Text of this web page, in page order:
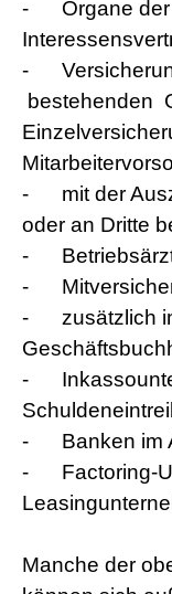
- Organe
-
bestehenden
- mit der
oder an Dritte
-
-
- zusätzlich
-
- Banken im
- Factoring-
Manche der